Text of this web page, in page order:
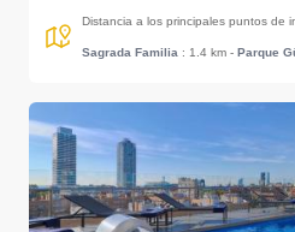
Distancia a los principales puntos de
Sagrada Familia : 1.4 km - Parque